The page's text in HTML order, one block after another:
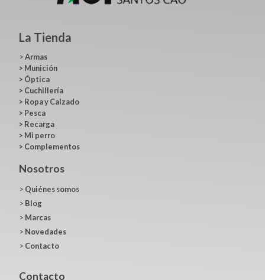
La Tienda
>Armas
> Munición
> Óptica
> Cuchillería
> Ropa y Calzado
> Pesca
> Recarga
> Mi perro
> Complementos
Nosotros
> Quiénes somos
> Blog
> Marcas
> Novedades
> Contacto
Contacto